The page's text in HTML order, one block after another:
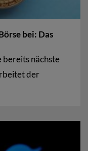
bei: Das
nächste
der